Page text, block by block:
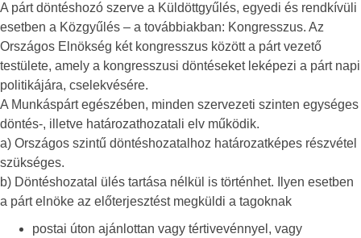
A párt döntéshozó szerve a Küldöttgyűlés, egyedi és rendkívüli
esetben a Közgyűlés – a továbbiakban: Kongresszus. Az
Országos Elnökség két kongresszus között a párt vezető
testülete, amely a kongresszusi döntéseket leképezi a párt napi
politikájára, cselekvésére.
A Munkáspárt egészében, minden szervezeti szinten egységes
döntés-, illetve határozathozatali elv működik.
a) Országos szintű döntéshozatalhoz határozatképes részvétel
szükséges.
b) Döntéshozatal ülés tartása nélkül is történhet. Ilyen esetben
a párt elnöke az előterjesztést megküldi a tagoknak
postai úton ajánlottan vagy tértivevénnyel, vagy